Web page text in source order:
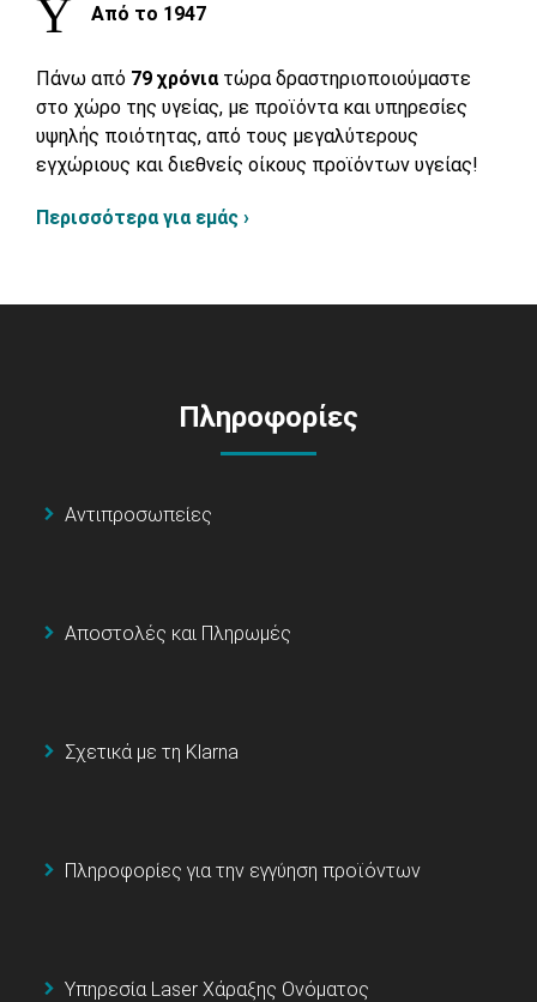
Από το 1947
Πάνω από 79 χρόνια τώρα δραστηριοποιούμαστε
στο χώρο της υγείας, με προϊόντα και υπηρεσίες
υψηλής ποιότητας, από τους μεγαλύτερους
εγχώριους και διεθνείς οίκους προϊόντων υγείας!
Περισσότερα για εμάς ›
Πληροφορίες
Αντιπροσωπείες
Αποστολές και Πληρωμές
Σχετικά με τη Klarna
Πληροφορίες για την εγγύηση προϊόντων
Υπηρεσία Laser Χάραξης Ονόματος